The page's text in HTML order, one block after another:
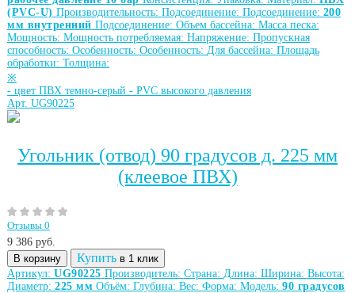
(PVC-U) Производительность: Подсоединение: Подсоединение: 200
мм внутренний Подсоединение: Объем бассейна: Масса песка:
Мощность: Мощность потребляемая: Напряжение: Пропускная
способность: Особенность: Особенность: Для бассейна: Площадь
обработки: Толщина:
※
- цвет ПВХ темно-серый - PVC высокого давления
Арт. UG90225
Угольник (отвод) 90 градусов д. 225 мм
(клеевое ПВХ)
Отзывы 0
9 386 руб.
В корзину
Купить в 1 клик
Артикул: UG90225 Производитель: Страна: Длина: Ширина: Высота:
Диаметр: 225 мм Объём: Глубина: Вес: Форма: Модель: 90 градусов